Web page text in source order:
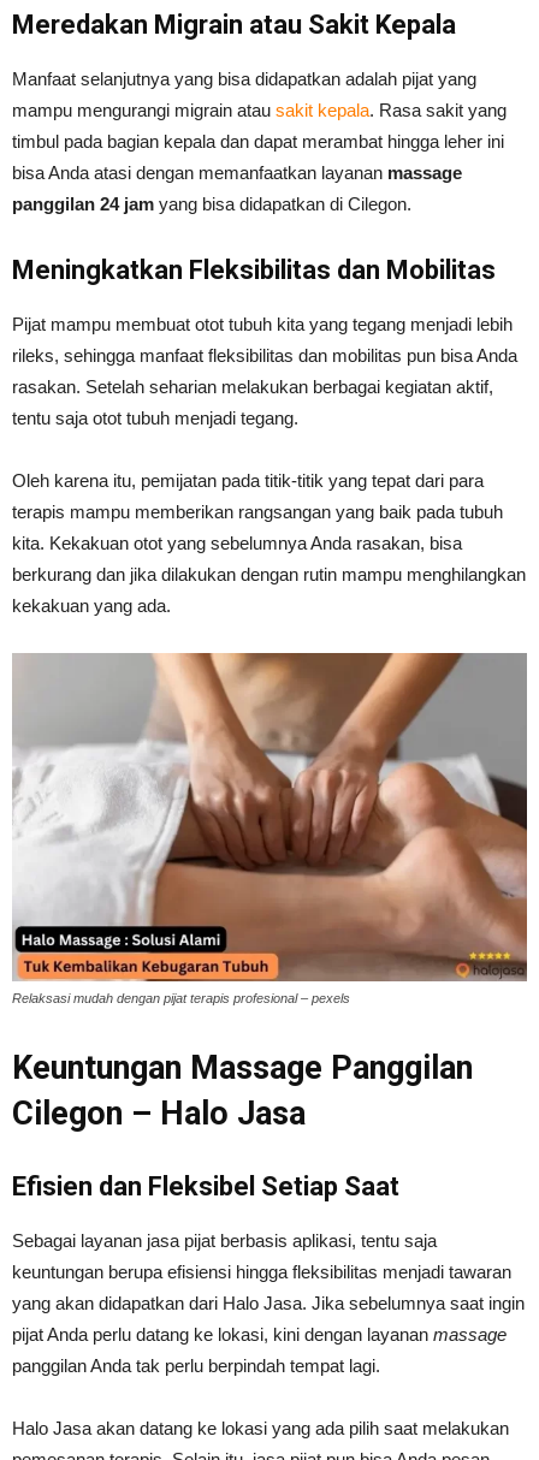
Meredakan Migrain atau Sakit Kepala
Manfaat selanjutnya yang bisa didapatkan adalah pijat yang
mampu mengurangi migrain atau sakit kepala. Rasa sakit yang
timbul pada bagian kepala dan dapat merambat hingga leher ini
bisa Anda atasi dengan memanfaatkan layanan massage
panggilan 24 jam yang bisa didapatkan di Cilegon.
Meningkatkan Fleksibilitas dan Mobilitas
Pijat mampu membuat otot tubuh kita yang tegang menjadi lebih
rileks, sehingga manfaat fleksibilitas dan mobilitas pun bisa Anda
rasakan. Setelah seharian melakukan berbagai kegiatan aktif,
tentu saja otot tubuh menjadi tegang.
Oleh karena itu, pemijatan pada titik-titik yang tepat dari para
terapis mampu memberikan rangsangan yang baik pada tubuh
kita. Kekakuan otot yang sebelumnya Anda rasakan, bisa
berkurang dan jika dilakukan dengan rutin mampu menghilangkan
kekakuan yang ada.
Relaksasi mudah dengan pijat terapis profesional – pexels
Keuntungan Massage Panggilan
Cilegon – Halo Jasa
Efisien dan Fleksibel Setiap Saat
Sebagai layanan jasa pijat berbasis aplikasi, tentu saja
keuntungan berupa efisiensi hingga fleksibilitas menjadi tawaran
yang akan didapatkan dari Halo Jasa. Jika sebelumnya saat ingin
pijat Anda perlu datang ke lokasi, kini dengan layanan massage
panggilanAnda tak perlu berpindah tempat lagi.
Halo Jasa akan datang ke lokasi yang ada pilih saat melakukan